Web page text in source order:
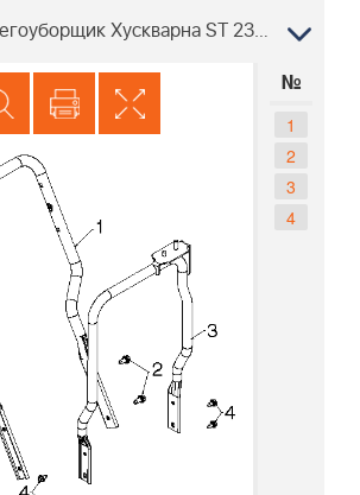
16 РУЧКА Снегоуборщик Хускварна ST 230P, 96193010104, 2017-04
№
1
2
3
4